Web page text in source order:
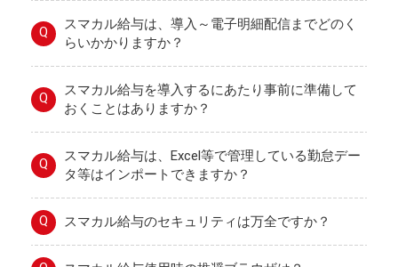
Q
スマカル給与は、導入～電子明細配信までどのく
らいかかりますか？
Q
スマカル給与を導入するにあたり事前に準備して
おくことはありますか？
Q
スマカル給与は、Excel等で管理している勤怠デー
タ等はインポートできますか？
Q スマカル給与のセキュリティは万全ですか？